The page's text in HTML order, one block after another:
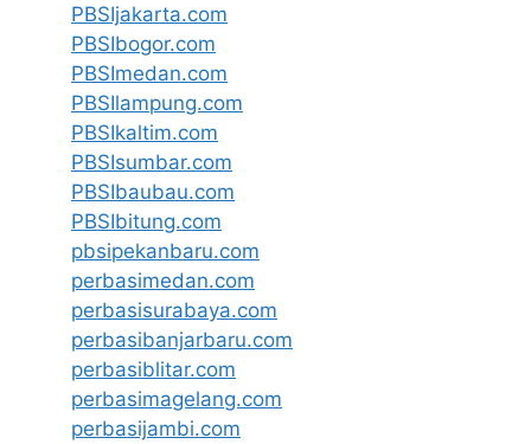
PBSIjakarta.com
PBSIbogor.com
PBSImedan.com
PBSIlampung.com
PBSIkaltim.com
PBSIsumbar.com
PBSIbaubau.com
PBSIbitung.com
pbsipekanbaru.com
perbasimedan.com
perbasisurabaya.com
perbasibanjarbaru.com
perbasiblitar.com
perbasimagelang.com
perbasijambi.com